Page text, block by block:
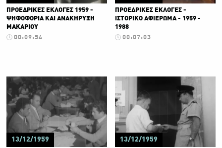
ΠΡΟΕΔΡΙΚΕΣ ΕΚΛΟΓΕΣ 1959 -
ΨΗΦΟΦΟΡΙΑ ΚΑΙ ΑΝΑΚΗΡΥΞΗ
ΜΑΚΑΡΙΟΥ
00:09:54
ΠΡΟΕΔΡΙΚΕΣ ΕΚΛΟΓΕΣ -
ΙΣΤΟΡΙΚΟ ΑΦΙΕΡΩΜΑ - 1959 -
1988
00:07:03
13/12/1959 13/12/1959